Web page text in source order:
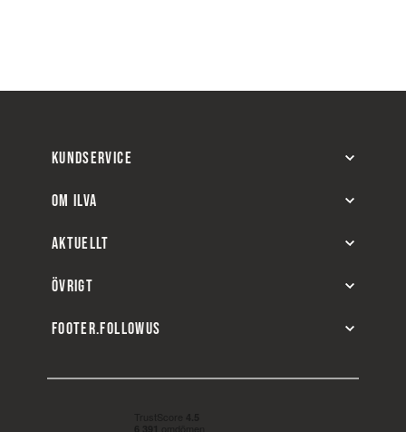
KUNDSERVICE
OM ILVA
AKTUELLT
ÖVRIGT
FOOTER.FOLLOWUS